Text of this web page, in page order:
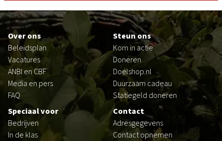
Footer
Over ons
Beleidsplan
Vacatures
ANBI en CBF
Media en pers
FAQ
Steun ons
Kom in actie
Doneren
Doelshop.nl
Duurzaam cadeau
Statiegeld doneren
Speciaal voor
Bedrijven
In de klas
Contact
Adresgegevens
Contact opnemen